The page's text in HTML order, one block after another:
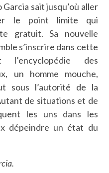
sait jusqu’où aller
le point limite qui
gratuit. Sa nouvelle
s’inscrire dans cette
des
un homme mouche,
sous l’autorité de la
de situations et de
les uns dans les
dépeindre un état du